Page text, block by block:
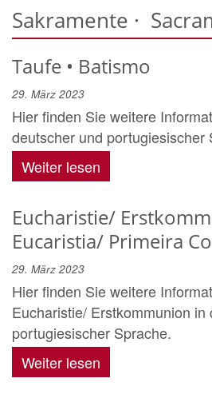
Sakramente ·
Taufe • Batismo
29. März 2023
Hier finden Sie weitere
deutscher und portugiesischer
Weiter lesen
Eucharistie/
Eucaristia/ Primeira
29. März 2023
Hier finden Sie weitere
Eucharistie/ Erstkommunion in
portugiesischer Sprache.
Weiter lesen